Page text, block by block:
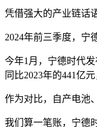
凭借强大的产业链话
2024年前三季度，宁
今年1月，宁德时代发
同比2023年的441亿
作为对比，自产电池
我们算一笔账，宁德